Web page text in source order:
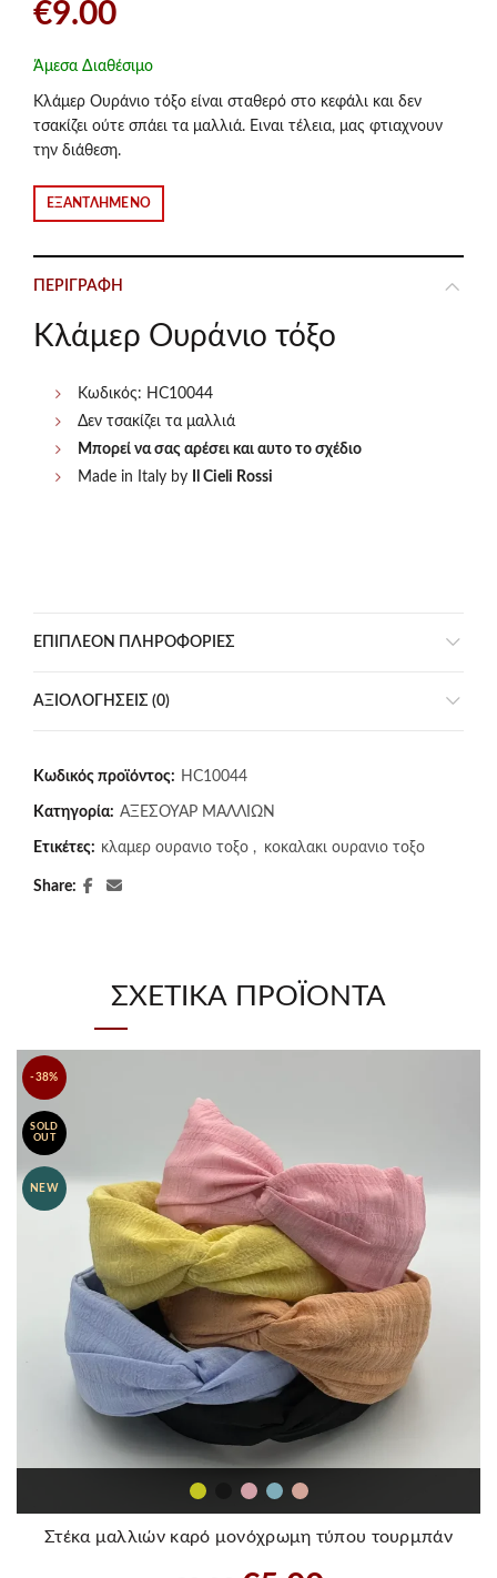
€9.00
Άμεσα Διαθέσιμο
Κλάμερ Ουράνιο τόξο είναι σταθερό στο κεφάλι και δεν
τσακίζει ούτε σπάει τα μαλλιά. Ειναι τέλεια, μας φτιαχνουν
την διάθεση.
ΕΞΑΝΤΛΗΜΈΝΟ
ΠΕΡΙΓΡΑΦΉ
Κλάμερ Ουράνιο τόξο
Κωδικός: HC10044
Δεν τσακίζει τα μαλλιά
Μπορεί να σας αρέσει και αυτο το σχέδιο
Made in Italy by
Il Cieli Rossi
ΕΠΙΠΛΈΟΝ ΠΛΗΡΟΦΟΡΊΕΣ
ΑΞΙΟΛΟΓΉΣΕΙΣ (0)
Κωδικός προϊόντος: HC10044
Κατηγορία: ΑΞΕΣΟΥΑΡ ΜΑΛΛΙΩΝ
Ετικέτες: κλαμερ ουρανιο τοξο , κοκαλακι ουρανιο τοξο
Share
ΣΧΕΤΙΚΆ ΠΡΟΪΌΝΤΑ
-38%
SOLD
OUT
NEW
Στέκα μαλλιών καρό μονόχρωμη τύπου τουρμπάν
Original